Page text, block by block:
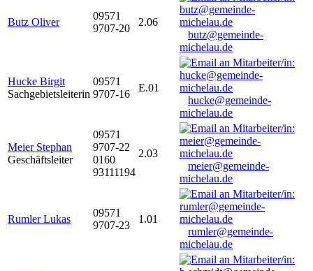
Butz Oliver
09571
9707-20
2.06
butz@gemeinde-
michelau.de
Hucke Birgit
Sachgebietsleiterin
09571
9707-16
E.01
hucke@gemeinde-
michelau.de
Meier Stephan
Geschäftsleiter
09571
9707-22
0160
93111194
2.03
meier@gemeinde-
michelau.de
Rumler Lukas
09571
9707-23
1.01
rumler@gemeinde-
michelau.de